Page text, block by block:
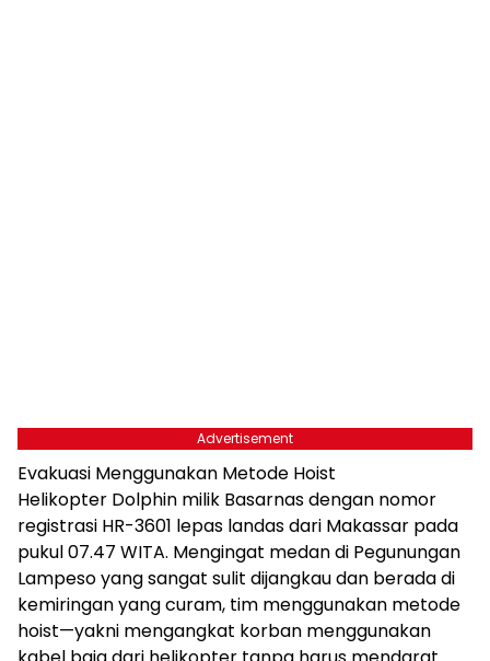
Advertisement
Evakuasi Menggunakan Metode Hoist
Helikopter Dolphin milik Basarnas dengan nomor
registrasi HR-3601 lepas landas dari Makassar pada
pukul 07.47 WITA. Mengingat medan di Pegunungan
Lampeso yang sangat sulit dijangkau dan berada di
kemiringan yang curam, tim menggunakan metode
hoist—yakni mengangkat korban menggunakan